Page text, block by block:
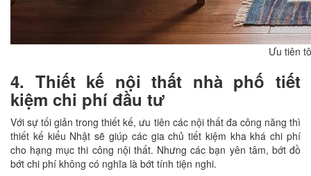
Ưu tiên
4. Thiết kế nội thất nhà phố tiết
kiệm chi phí đầu tư
Với sự tối giản trong thiết kế, ưu tiên các nội thất đa công năng thì
thiết kế kiểu Nhật sẽ giúp các gia chủ tiết kiệm kha khá chi phí
cho hạng mục thi công nội thất. Nhưng các bạn yên tâm, bớt đồ
bớt chi phí không có nghĩa là bớt tính tiện nghi.